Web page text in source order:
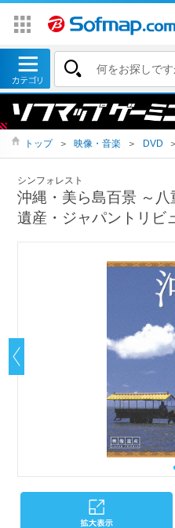
トップ ＞ 映像・音楽 ＞ DVD ＞
シンフォレスト
沖縄・美ら島百景 ～
遺産・ジャパントリビ